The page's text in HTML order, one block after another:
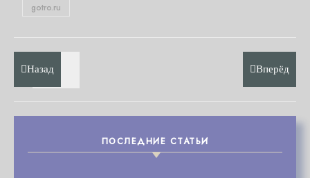
gotro.ru
Назад Вперёд
ПОСЛЕДНИЕ СТАТЬИ